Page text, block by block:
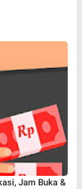
Jam Buka &